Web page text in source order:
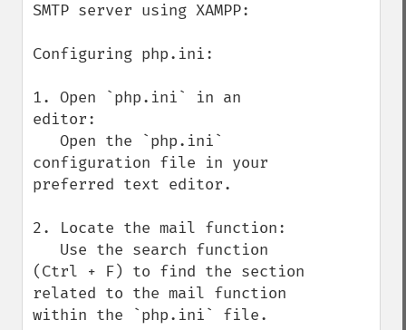
SMTP server using XAMPP:
Configuring php.ini:
1. Open `php.ini` in an
editor:
configuration file in your
preferred text editor.
2. Locate the mail function:
(Ctrl + F) to find the section
related to the mail function
within the `php.ini` file.